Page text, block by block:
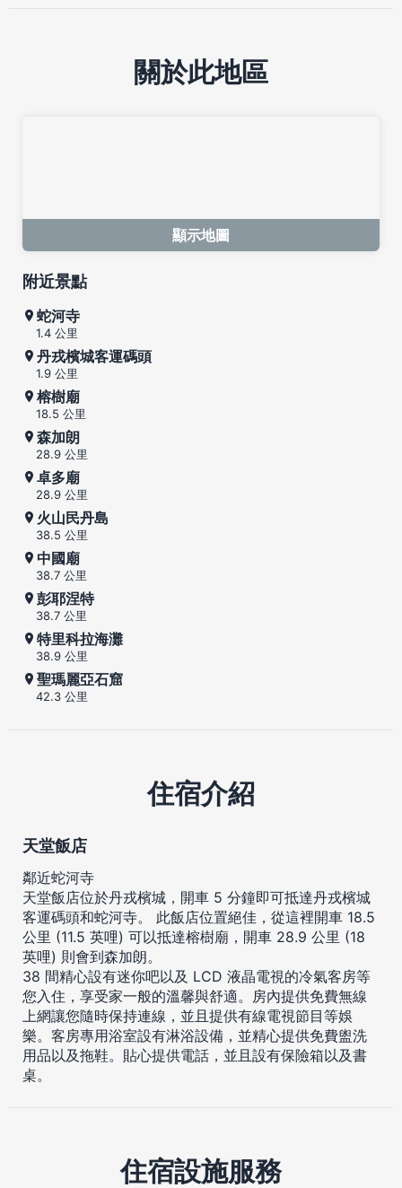
關於此地區
顯示地圖
附近景點
蛇河寺
1.4 公里
丹戎檳城客運碼頭
1.9 公里
榕樹廟
18.5 公里
森加朗
28.9 公里
卓多廟
28.9 公里
火山民丹島
38.5 公里
中國廟
38.7 公里
彭耶涅特
38.7 公里
特里科拉海灘
38.9 公里
聖瑪麗亞石窟
42.3 公里
住宿介紹
天堂飯店
鄰近蛇河寺
天堂飯店位於丹戎檳城，開車 5 分鐘即可抵達丹戎檳城
客運碼頭和蛇河寺。 此飯店位置絕佳，從這裡開車 18.5
公里 (11.5 英哩) 可以抵達榕樹廟，開車 28.9 公里 (18
英哩) 則會到森加朗。
38 間精心設有迷你吧以及 LCD 液晶電視的冷氣客房等
您入住，享受家一般的溫馨與舒適。房內提供免費無線
上網讓您隨時保持連線，並且提供有線電視節目等娛
樂。客房專用浴室設有淋浴設備，並精心提供免費盥洗
用品以及拖鞋。貼心提供電話，並且設有保險箱以及書
桌。
住宿設施服務